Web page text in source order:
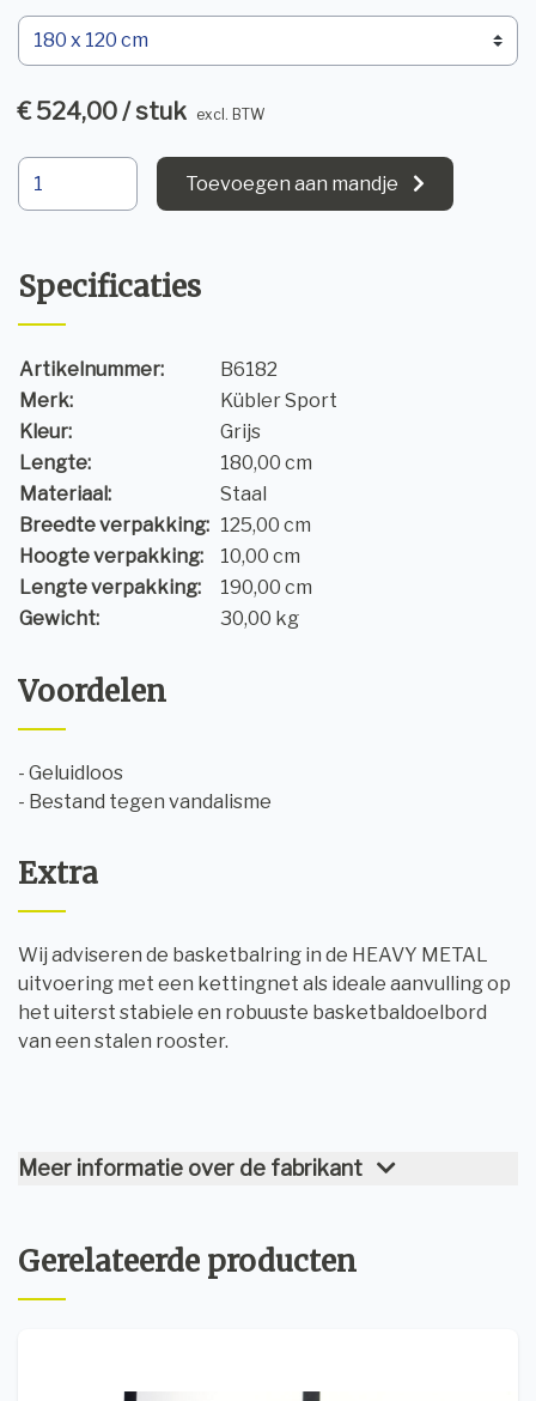
€ 524,00 / stuk excl. BTW
Toevoegen aan mandje
Specificaties
Artikelnummer:
B6182
Merk:
Kübler Sport
Kleur:
Grijs
Lengte:
180,00 cm
Materiaal:
Staal
Breedte verpakking: 125,00 cm
Hoogte verpakking:
10,00 cm
Lengte verpakking:
190,00 cm
Gewicht:
30,00 kg
Voordelen
- Geluidloos
- Bestand tegen vandalisme
Extra
Wij adviseren de basketbalring in de HEAVY METAL
uitvoering met een kettingnet als ideale aanvulling op
het uiterst stabiele en robuuste basketbaldoelbord
van een stalen rooster.
Meer informatie over de fabrikant
Gerelateerde producten